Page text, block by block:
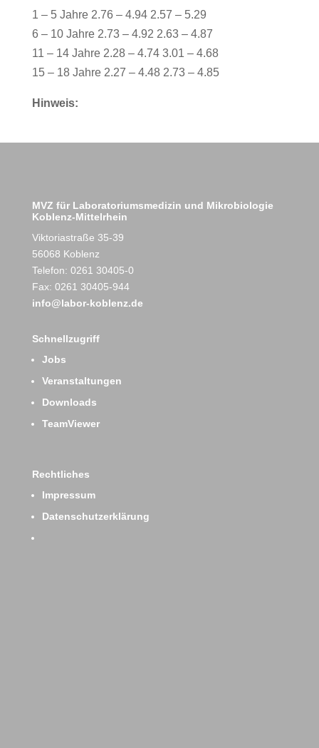
1 – 5 Jahre 2.76 – 4.94 2.57 – 5.29
6 – 10 Jahre 2.73 – 4.92 2.63 – 4.87
11 – 14 Jahre 2.28 – 4.74 3.01 – 4.68
15 – 18 Jahre 2.27 – 4.48 2.73 – 4.85
Hinweis:
MVZ für Laboratoriumsmedizin und Mikrobiologie
Koblenz-Mittelrhein
Viktoriastraße 35-39
56068 Koblenz
Telefon: 0261 30405-0
Fax: 0261 30405-944
info@labor-koblenz.de
Schnellzugriff
Jobs
Veranstaltungen
Downloads
TeamViewer
Rechtliches
Impressum
Datenschutzerklärung